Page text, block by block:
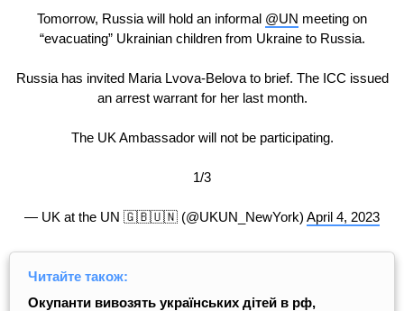
Tomorrow, Russia will hold an informal @UN meeting on
“evacuating” Ukrainian children from Ukraine to Russia.
Russia has invited Maria Lvova-Belova to brief. The ICC issued
an arrest warrant for her last month.
The UK Ambassador will not be participating.
1/3
— UK at the UN 🇬🇧🇺🇳 (@UKUN_NewYork) April 4, 2023
Читайте також:
Окупанти вивозять українських дітей в рф,